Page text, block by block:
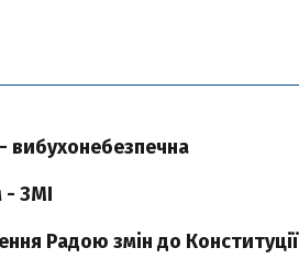
вибухонебезпечна
ЗМІ
Радою змін до Конституції